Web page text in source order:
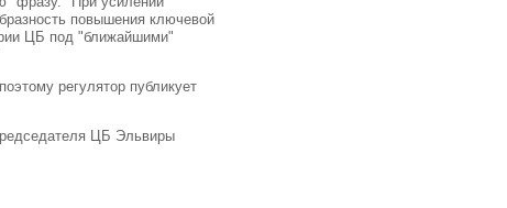
повышения ключевой
ЦБ под "ближайшими"
регулятор публикует
ЦБ Эльвиры